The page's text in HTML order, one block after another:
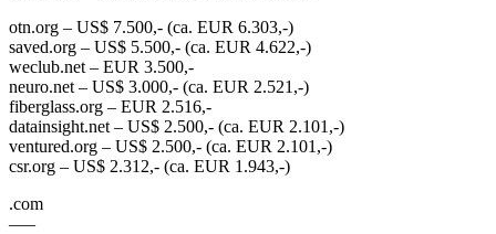
otn.org – US$ 7.500,- (ca. EUR 6.303,-)
saved.org – US$ 5.500,- (ca. EUR 4.622,-)
weclub.net – EUR 3.500,-
neuro.net – US$ 3.000,- (ca. EUR 2.521,-)
fiberglass.org – EUR 2.516,-
datainsight.net – US$ 2.500,- (ca. EUR 2.101,-)
ventured.org – US$ 2.500,- (ca. EUR 2.101,-)
csr.org – US$ 2.312,- (ca. EUR 1.943,-)
.com
—–